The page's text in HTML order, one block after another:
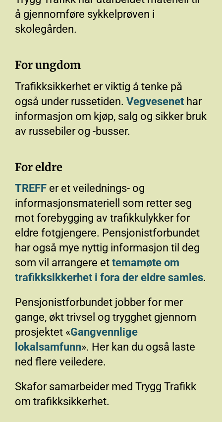
å gjennomføre sykkelprøven i
skolegården.
For ungdom
Trafikksikkerhet er viktig å tenke på
også under russetiden. Vegvesenethar
informasjon om kjøp, salg og sikker bruk
av russebiler og -busser.
For eldre
TREFFer et veilednings- og
informasjonsmateriell som retter seg
mot forebygging av trafikkulykker for
eldre fotgjengere. Pensjonistforbundet
har også mye nyttig informasjon til deg
som vil arrangere et temamøte om
trafikksikkerhet i fora der eldre samles.
Pensjonistforbundet jobber for mer
gange, økt trivsel og trygghet gjennom
prosjektet «Gangvennlige
lokalsamfunn». Her kan du også laste
ned flere veiledere.
Skafor samarbeider med Trygg Trafikk
om trafikksikkerhet.